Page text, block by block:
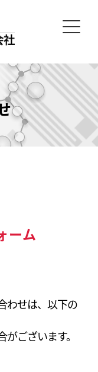
ーム
わせは、以下の
がございます。